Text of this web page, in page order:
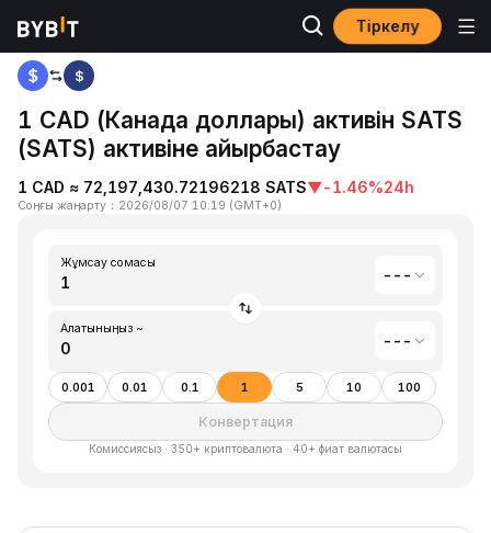
Тіркелу
Басты бет Канада доллары(CAD) to Satoshis Vision(SATS)
$
1 CAD (Канада доллары) активін SATS
(SATS) активіне айырбастау
1 CAD ≈ 72,197,430.72196218 SATS▼-1.46%24h
Соңғы жаңарту ： 2026/08/07 10:19 (GMT+0)
Жұмсау сомасы
---
Алатыныңыз ~
---
0.001 0.01 0.1 1 5 10 100
Конвертация
Комиссиясыз · 350+ криптовалюта · 40+ фиат валютасы